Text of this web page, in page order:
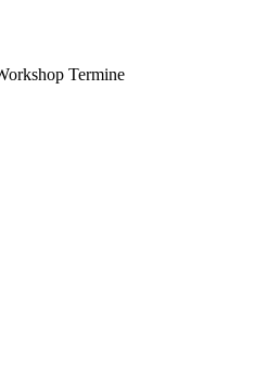
Termine